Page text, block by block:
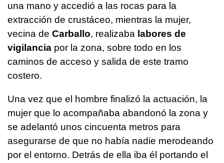
una mano y accedió a las rocas para la
extracción de crustáceo, mientras la mujer,
vecina de Carballo, realizaba labores de
vigilancia por la zona, sobre todo en los
caminos de acceso y salida de este tramo
costero.
Una vez que el hombre finalizó la actuación, la
mujer que lo acompañaba abandonó la zona y
se adelantó unos cincuenta metros para
asegurarse de que no había nadie merodeando
por el entorno. Detrás de ella iba él portando el